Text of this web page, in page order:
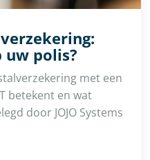
polis?
met een
betekent en wat
door JOJO Systems